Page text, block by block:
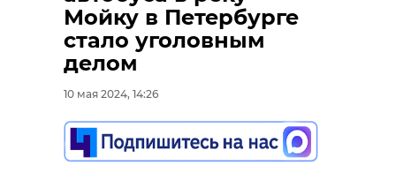
Мойку в Петербурге
стало уголовным
делом
10 мая 2024, 14:26
Подписывайтесь на нас в
концерт в честь Дня
Победы в
Ивангороде
10 мая 2024, 12:53